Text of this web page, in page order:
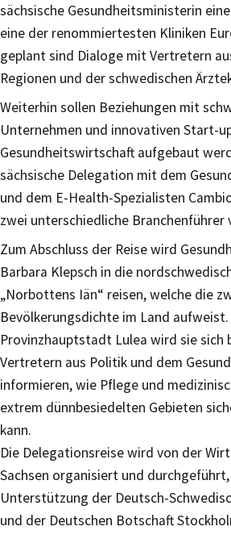
sächsische Gesundheitsministerin
eine der renommiertesten Kliniken
geplant sind Dialoge mit Vertretern
Regionen und der schwedischen
Weiterhin sollen Beziehungen mit
Unternehmen und innovativen Start-
Gesundheitswirtschaft aufgebaut
sächsische Delegation mit dem
und dem E-Health-Spezialisten
zwei unterschiedliche Branchenführer
Zum Abschluss der Reise wird
Barbara Klepsch in die
„Norbottens Iän“ reisen, welche die
Bevölkerungsdichte im Land
Provinzhauptstadt Lulea wird sie sich
Vertretern aus Politik und dem
informieren, wie Pflege und
extrem dünnbesiedelten Gebieten
kann.
Die Delegationsreise wird von der
Sachsen organisiert und
Unterstützung der Deutsch-
und der Deutschen Botschaft